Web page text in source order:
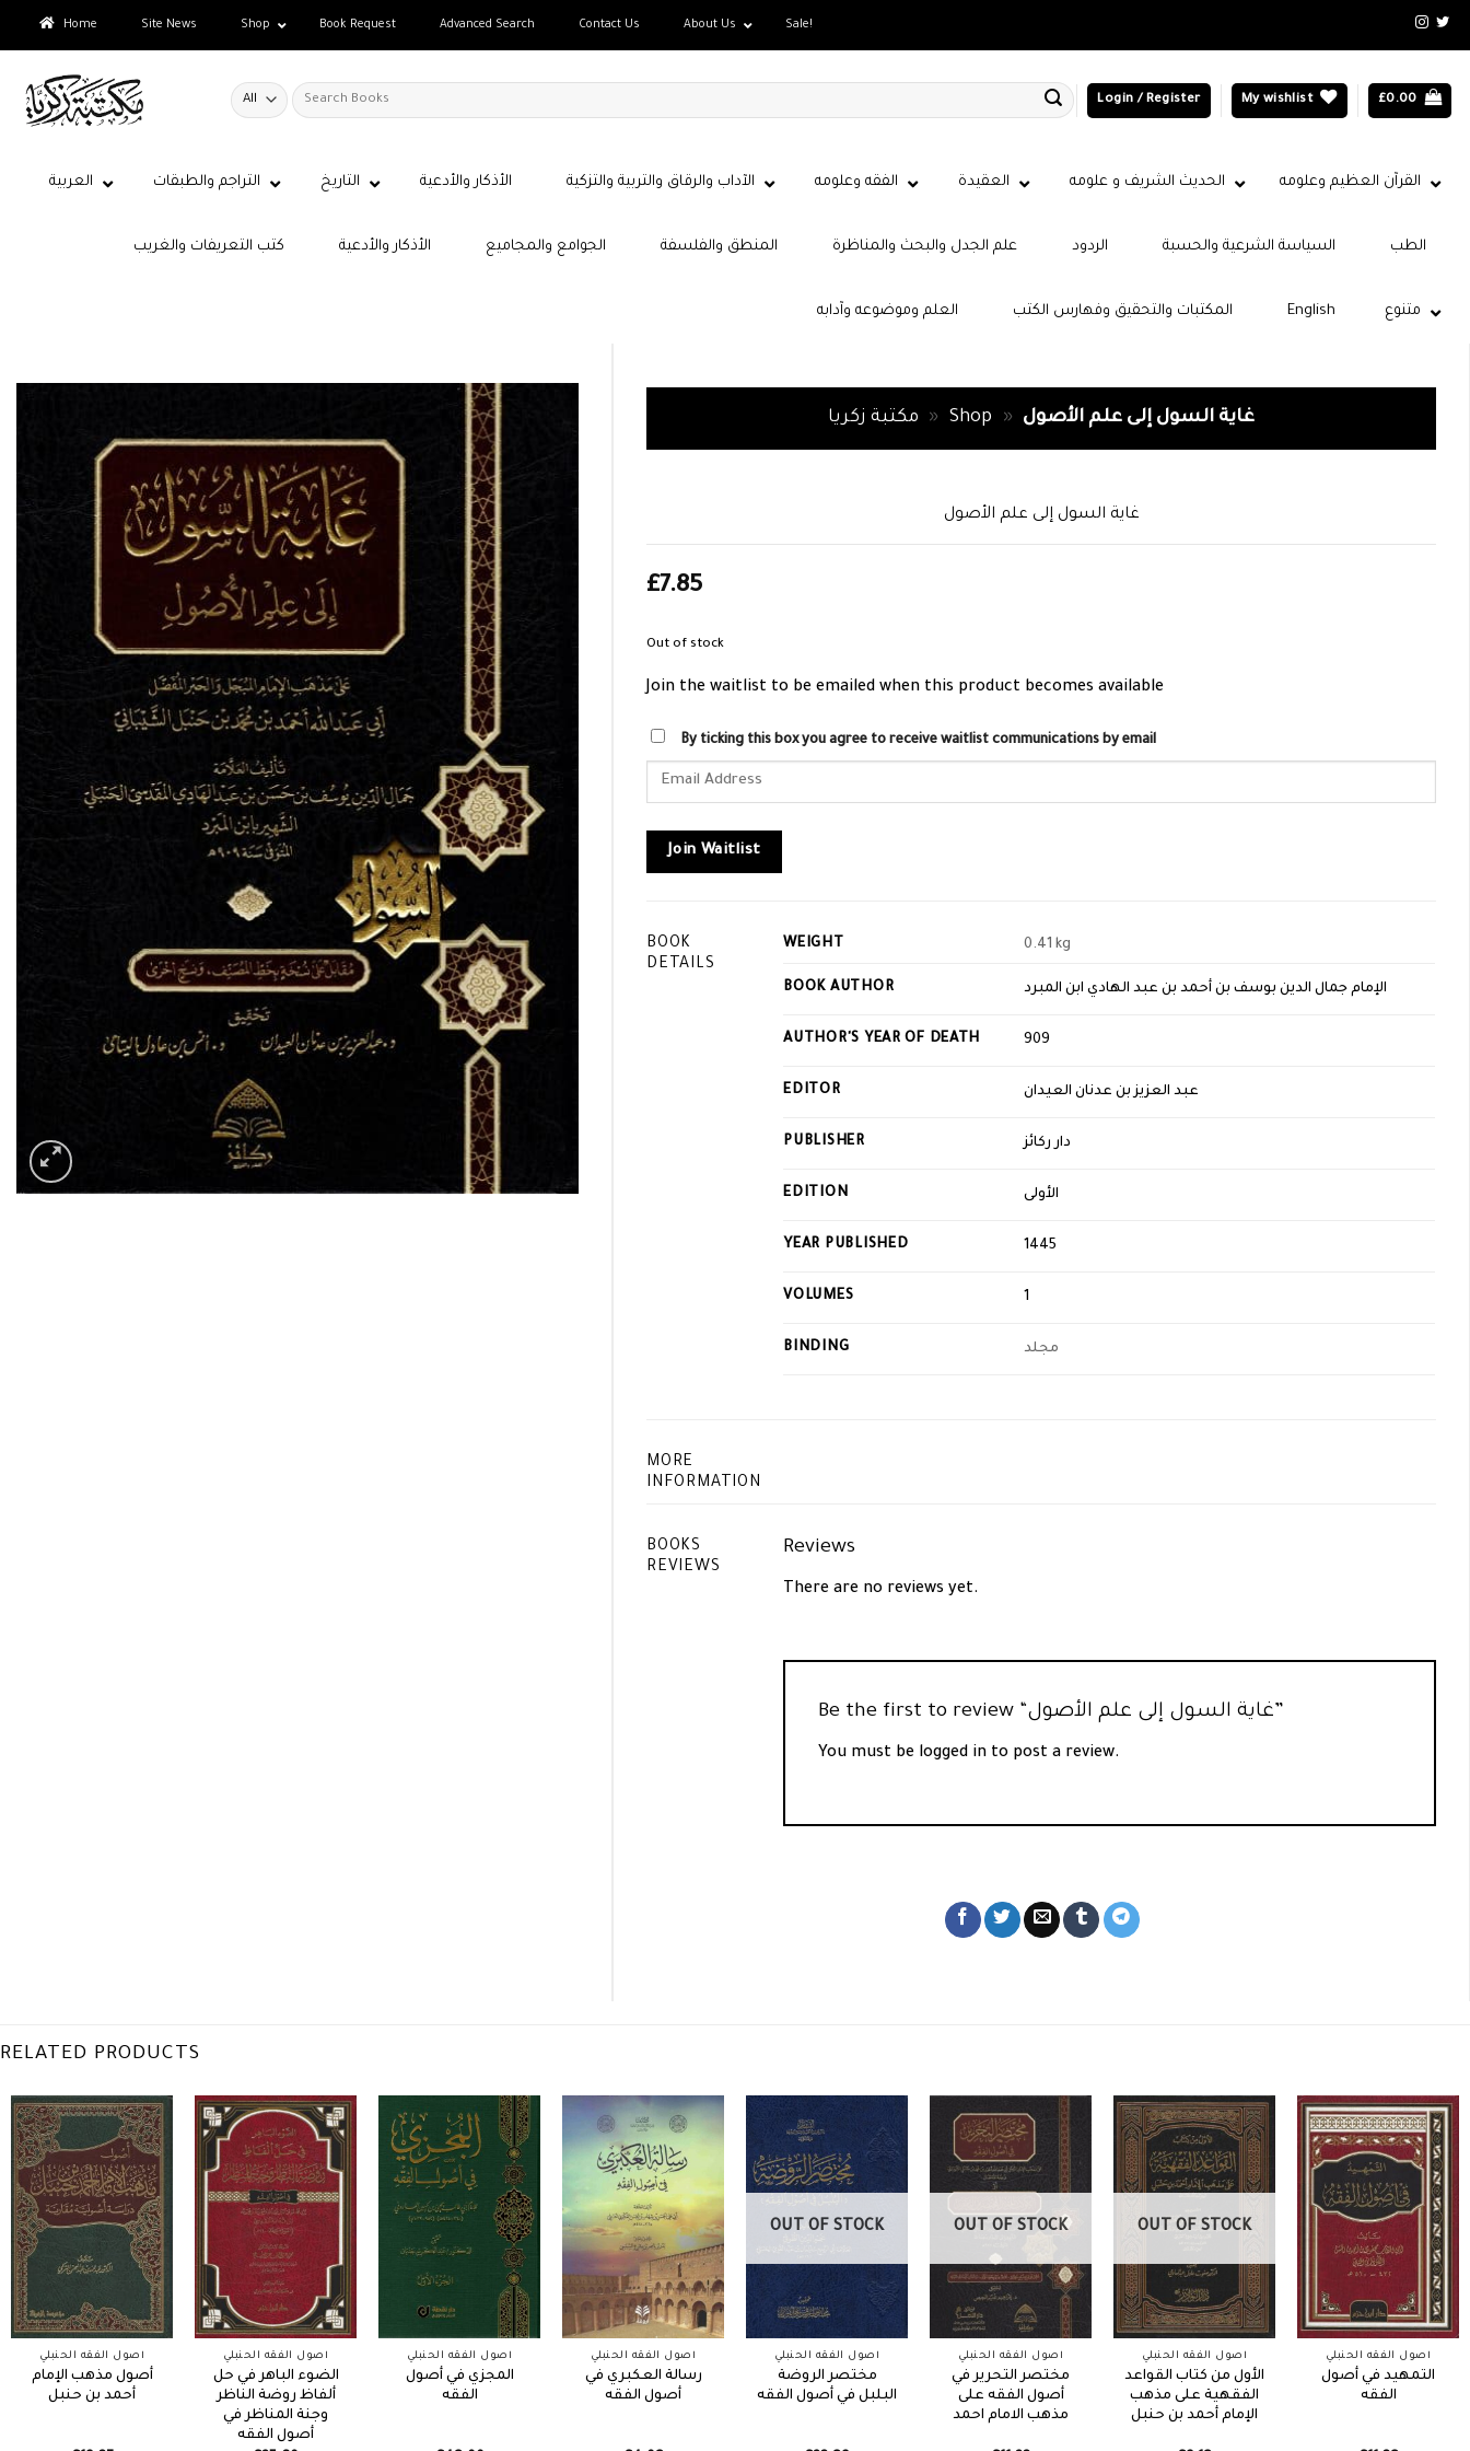
Home Site News Shop Book Request Advanced Search Contact Us About Us Sale!
Search
for:
Login / Register My wishlist £0.00
القرآن العظيم وعلومه الحديث الشريف و علومه العقيدة الفقه وعلومه الآداب والرقاق والتربية والتزكية الأذكار والأدعية التاريخ التراجم والطبقات العربية
كتب التعريفات والغريب الأذكار والأدعية الجوامع والمجاميع المنطق والفلسفة علم الجدل والبحث والمناظرة الردود السياسة الشرعية والحسبة الطب
العلم وموضوعه وآدابه المكتبات والتحقيق وفهارس الكتب متنوع English
مكتبة زكريا » Shop » غاية السول إلى علم الأصول
غاية السول إلى علم الأصول
£7.85
Out of stock
Join the waitlist to be emailed when this product becomes available
By ticking this box you agree to receive waitlist communications by email
Enter
address
to
waitlist
for
Join Waitlist
BOOK
DETAILS
WEIGHT 0.41 kg
BOOK AUTHOR الإمام جمال الدين بوسف بن أحمد بن عبد الهادي ابن المبرد
AUTHOR'S YEAR OF DEATH 909
EDITOR عبد العزيز بن عدنان العيدان
PUBLISHER دار ركائز
EDITION الأولى
YEAR PUBLISHED 1445
VOLUMES 1
BINDING مجلد
MORE
INFORMATION
BOOKS
REVIEWS
Reviews
There are no reviews yet.
Be the first to review “غاية السول إلى علم الأصول”
You must be logged in to post a review.
RELATED PRODUCTS
أصول الفقه الحنبلي
أصول مذهب الإمام
أحمد بن حنبل
أصول الفقه الحنبلي
الضوء الباهر في حل
ألفاظ روضة الناظر
وجنة المناظر في
أصول الفقه
أصول الفقه الحنبلي
المجزي في أصول
الفقه
أصول الفقه الحنبلي
رسالة العكبري في
أصول الفقه
OUT OF STOCK
أصول الفقه الحنبلي
مختصر الروضة
البلبل في أصول الفقه
OUT OF STOCK
أصول الفقه الحنبلي
مختصر التحرير في
أصول الفقه على
مذهب الامام احمد
OUT OF STOCK
أصول الفقه الحنبلي
الأول من كتاب القواعد
الفقهية على مذهب
الإمام أحمد بن حنبل
أصول الفقه الحنبلي
التمهيد في أصول
الفقه